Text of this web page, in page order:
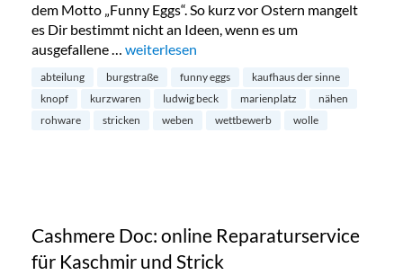
dem Motto „Funny Eggs“. So kurz vor Ostern mangelt
es Dir bestimmt nicht an Ideen, wenn es um
ausgefallene … „Funny Eggs Kreativ-Contest bei Ludwig
weiterlesen
abteilung burgstraße funny eggs
kaufhaus der sinne
knopf
kurzwaren ludwig beck marienplatz
nähen
rohware
stricken weben wettbewerb wolle
Cashmere Doc: online Reparaturservice
für Kaschmir und Strick